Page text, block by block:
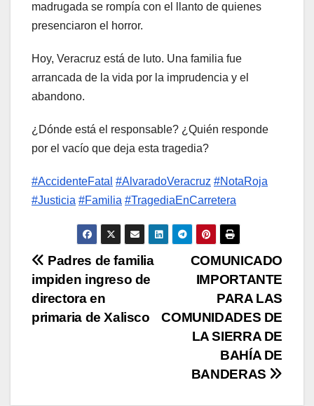
madrugada se rompía con el llanto de quienes
presenciaron el horror.
Hoy, Veracruz está de luto. Una familia fue
arrancada de la vida por la imprudencia y el
abandono.
¿Dónde está el responsable? ¿Quién responde
por el vacío que deja esta tragedia?
#AccidenteFatal #AlvaradoVeracruz #NotaRoja
#Justicia #Familia #TragediaEnCarretera
N
a
v
COMUNICADO
IMPORTANTE
PARA LAS
COMUNIDADES DE
LA SIERRA DE
BAHÍA DE
BANDERAS
Padres de familia
impiden ingreso de
directora en
primaria de Xalisco